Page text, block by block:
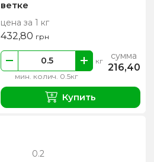
ветке
цена за 1 кг
432,80 грн
мин. колич. 0.5кг
кг сумма
216,40
Купить
0.2